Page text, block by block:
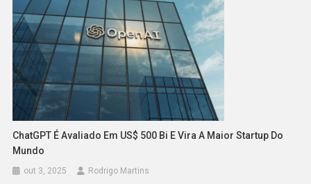
ChatGPT É Avaliado Em US$ 500 Bi E Vira A Maior Startup Do
Mundo
out 3, 2025 Rodrigo Martins